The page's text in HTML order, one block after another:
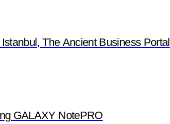
The Ancient Business Portal
GALAXY NotePRO